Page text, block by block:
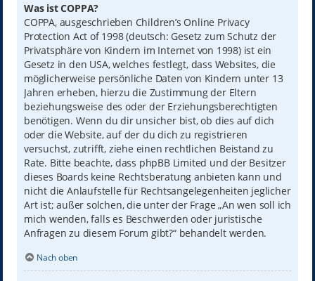
Was ist COPPA?
COPPA, ausgeschrieben Children’s Online Privacy
Protection Act of 1998 (deutsch: Gesetz zum Schutz der
Privatsphäre von Kindern im Internet von 1998) ist ein
Gesetz in den USA, welches festlegt, dass Websites, die
möglicherweise persönliche Daten von Kindern unter 13
Jahren erheben, hierzu die Zustimmung der Eltern
beziehungsweise des oder der Erziehungsberechtigten
benötigen. Wenn du dir unsicher bist, ob dies auf dich
oder die Website, auf der du dich zu registrieren
versuchst, zutrifft, ziehe einen rechtlichen Beistand zu
Rate. Bitte beachte, dass phpBB Limited und der Besitzer
dieses Boards keine Rechtsberatung anbieten kann und
nicht die Anlaufstelle für Rechtsangelegenheiten jeglicher
Art ist; außer solchen, die unter der Frage „An wen soll ich
mich wenden, falls es Beschwerden oder juristische
Anfragen zu diesem Forum gibt?“ behandelt werden.
Nach oben